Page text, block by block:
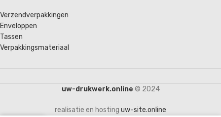
Verzendverpakkingen
Enveloppen
Tassen
Verpakkingsmateriaal
uw-drukwerk.online © 2024
realisatie en hosting uw-site.online